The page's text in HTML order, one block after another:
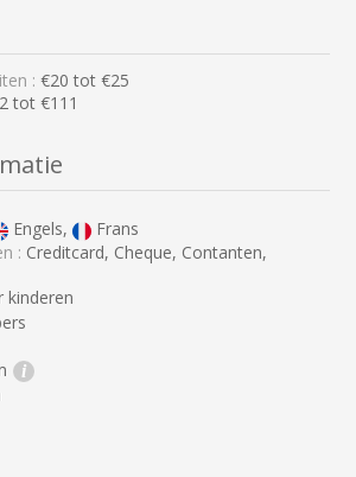
:€20 tot €25
tot €111
Engels,
Frans
: Creditcard, Cheque, Contanten,
kinderen
i